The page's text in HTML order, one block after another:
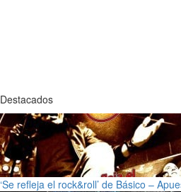
Destacados
‘Se refleja el rock&roll’ de Básico –